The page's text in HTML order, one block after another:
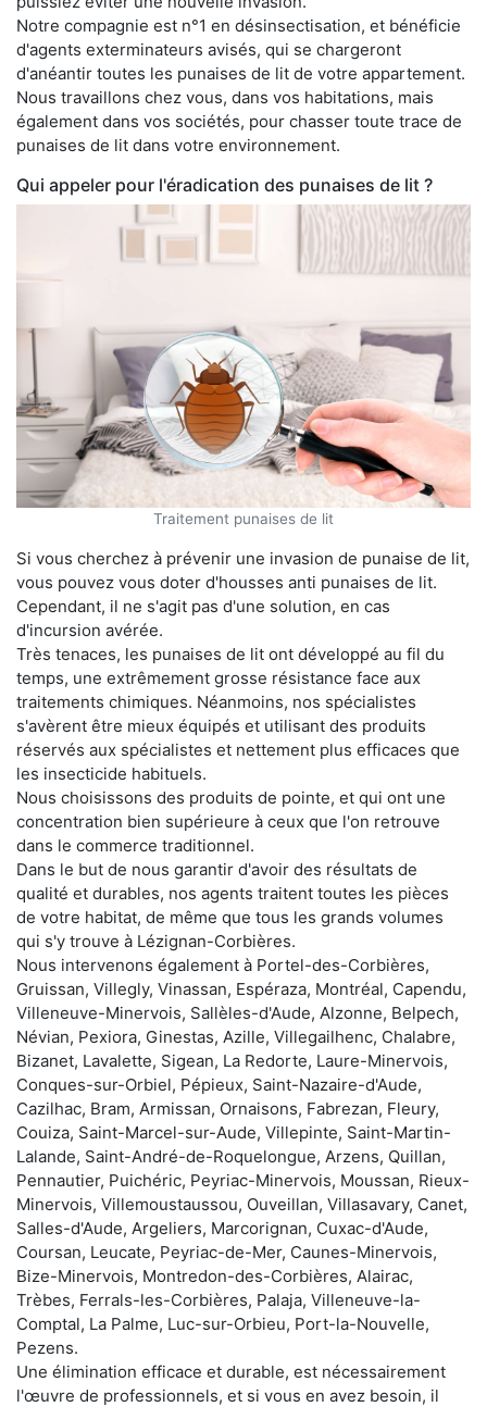
Notre compagnie est n°1 en désinsectisation, et bénéficie
d'agents exterminateurs avisés, qui se chargeront
d'anéantir toutes les punaises de lit de votre appartement.
Nous travaillons chez vous, dans vos habitations, mais
également dans vos sociétés, pour chasser toute trace de
punaises de lit dans votre environnement.
Qui appeler pour l'éradication des punaises de lit ?
Traitement punaises de lit
Si vous cherchez à prévenir une invasion de punaise de lit,
vous pouvez vous doter d'housses anti punaises de lit.
Cependant, il ne s'agit pas d'une solution, en cas
d'incursion avérée.
Très tenaces, les punaises de lit ont développé au fil du
temps, une extrêmement grosse résistance face aux
traitements chimiques. Néanmoins, nos spécialistes
s'avèrent être mieux équipés et utilisant des produits
réservés aux spécialistes et nettement plus efficaces que
les insecticide habituels.
Nous choisissons des produits de pointe, et qui ont une
concentration bien supérieure à ceux que l'on retrouve
dans le commerce traditionnel.
Dans le but de nous garantir d'avoir des résultats de
qualité et durables, nos agents traitent toutes les pièces
de votre habitat, de même que tous les grands volumes
qui s'y trouve à Lézignan-Corbières.
Nous intervenons également à Portel-des-Corbières,
Gruissan, Villegly, Vinassan, Espéraza, Montréal, Capendu,
Villeneuve-Minervois, Sallèles-d'Aude, Alzonne, Belpech,
Névian, Pexiora, Ginestas, Azille, Villegailhenc, Chalabre,
Bizanet, Lavalette, Sigean, La Redorte, Laure-Minervois,
Conques-sur-Orbiel, Pépieux, Saint-Nazaire-d'Aude,
Cazilhac, Bram, Armissan, Ornaisons, Fabrezan, Fleury,
Couiza, Saint-Marcel-sur-Aude, Villepinte, Saint-Martin-
Lalande, Saint-André-de-Roquelongue, Arzens, Quillan,
Pennautier, Puichéric, Peyriac-Minervois, Moussan, Rieux-
Minervois, Villemoustaussou, Ouveillan, Villasavary, Canet,
Salles-d'Aude, Argeliers, Marcorignan, Cuxac-d'Aude,
Coursan, Leucate, Peyriac-de-Mer, Caunes-Minervois,
Bize-Minervois, Montredon-des-Corbières, Alairac,
Trèbes, Ferrals-les-Corbières, Palaja, Villeneuve-la-
Comptal, La Palme, Luc-sur-Orbieu, Port-la-Nouvelle,
Pezens.
Une élimination efficace et durable, est nécessairement
l'œuvre de professionnels, et si vous en avez besoin, il